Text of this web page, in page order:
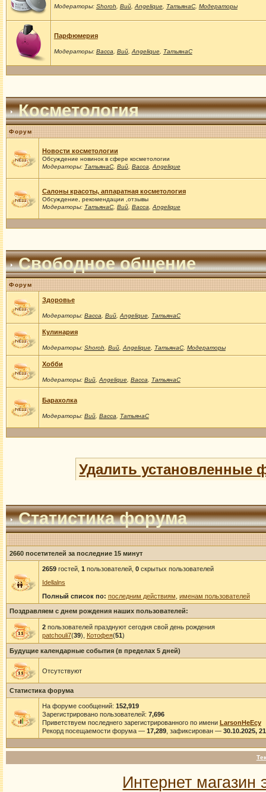
Модераторы: Shoroh Вий, Angelique, ТатьянаС, Модераторы
Парфюмерия
Модераторы: Васса Вий, Angelique, ТатьянаС
Косметология
Форум
Новости косметологии
Обсуждение новинок в сфере косметологии
Модераторы: ТатьянаС, Вий, Васса Angelique
Салоны красоты, аппаратная косметология
Обсуждение, рекомендации ,отзывы
Модераторы: ТатьянаС, Вий, Васса Angelique
Свободное общение
Форум
Здоровье
Модераторы: Васса Вий, Angelique, ТатьянаС
Кулинария
Модераторы: Shoroh Вий, Angelique, ТатьянаС, Модераторы
Хобби
Модераторы: Вий, Angelique, Васса ТатьянаС
Барахолка
Модераторы: Вий, Васса ТатьянаС
Удалить установленные
Статистика форума
2660 посетителей за последние 15 минут
2659гостей, 1 пользователей, 0скрытых пользователей
Idellalns
Полный список по: последним действиям именам пользователей
Поздравляем с днем рождения наших пользователей:
2пользователей празднуют сегодня свой день рождения
patchouli7(39), Котофея(51)
Будущие календарные события (в пределах 5 дней)
Отсутствуют
Статистика форума
На форуме сообщений: 152,919
Зарегистрировано пользователей: 7,696
Приветствуем последнего зарегистрированного по имени LarsonHeEcy
Рекорд посещаемости форума — 17,289, зафиксирован — 30.10.2025,
Интернет